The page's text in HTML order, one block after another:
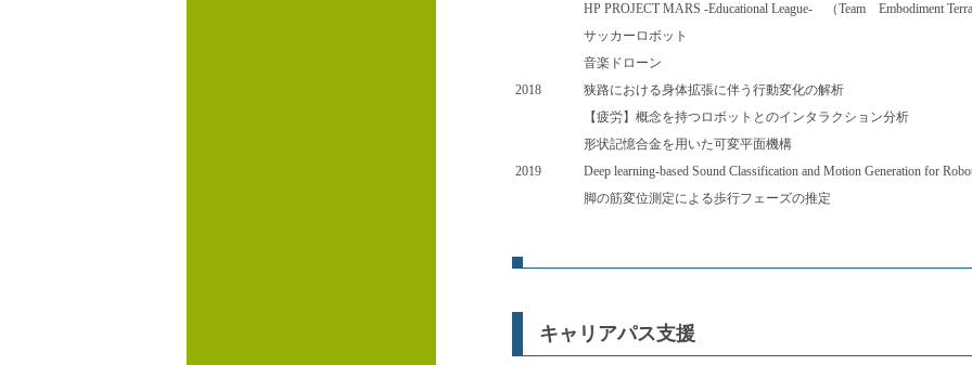
HP PROJECT MARS -Educational League- （Team Embodiment
サッカーロボット
音楽ドローン
2018
狭路における身体拡張に伴う行動変化の解析
【疲労】概念を持つロボットとのインタラクション分析
形状記憶合金を用いた可変平面機構
2019
Deep learning-based Sound Classification and Motion Generation for
脚の筋変位測定による歩行フェーズの推定
キャリアパス支援